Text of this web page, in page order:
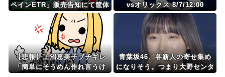
ペインETR」販売告知にて筐体
公開来たぞ！次世代ゼーガシス
テム起動！！！
vsオリックス 8/7/12:00
【悲報】上沼恵美子ブチギレ
「簡単にそうめん作れ言うけ
青葉坂46、各新人の寄せ集め
になりそう。つまり大野センタ